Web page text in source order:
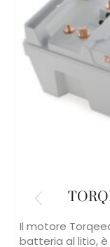
Il motore
batteria al litio, è